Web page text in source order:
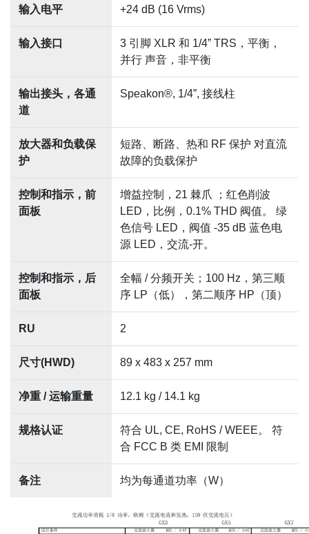
输入电平 +24 dB (16 Vrms)
输入接口
3 引脚 XLR 和 1/4” TRS，平衡，
并行 声音，非平衡
输出接头，各通
道
Speakon®, 1/4”, 接线柱
放大器和负载保
护
短路、断路、热和 RF 保护 对直流
故障的负载保护
控制和指示，前
面板
增益控制，21 棘爪 ；红色削波
LED，比例，0.1% THD 阀值。 绿
色信号 LED，阀值 -35 dB 蓝色电
源 LED，交流-开。
控制和指示，后
面板
全幅 / 分频开关；100 Hz，第三顺
序 LP（低），第二顺序 HP（顶）
RU 2
尺寸(HWD) 89 x 483 x 257 mm
净重 / 运输重量 12.1 kg / 14.1 kg
规格认证
符合 UL, CE, RoHS / WEEE。 符
合 FCC B 类 EMI 限制
备注 均为每通道功率（W）